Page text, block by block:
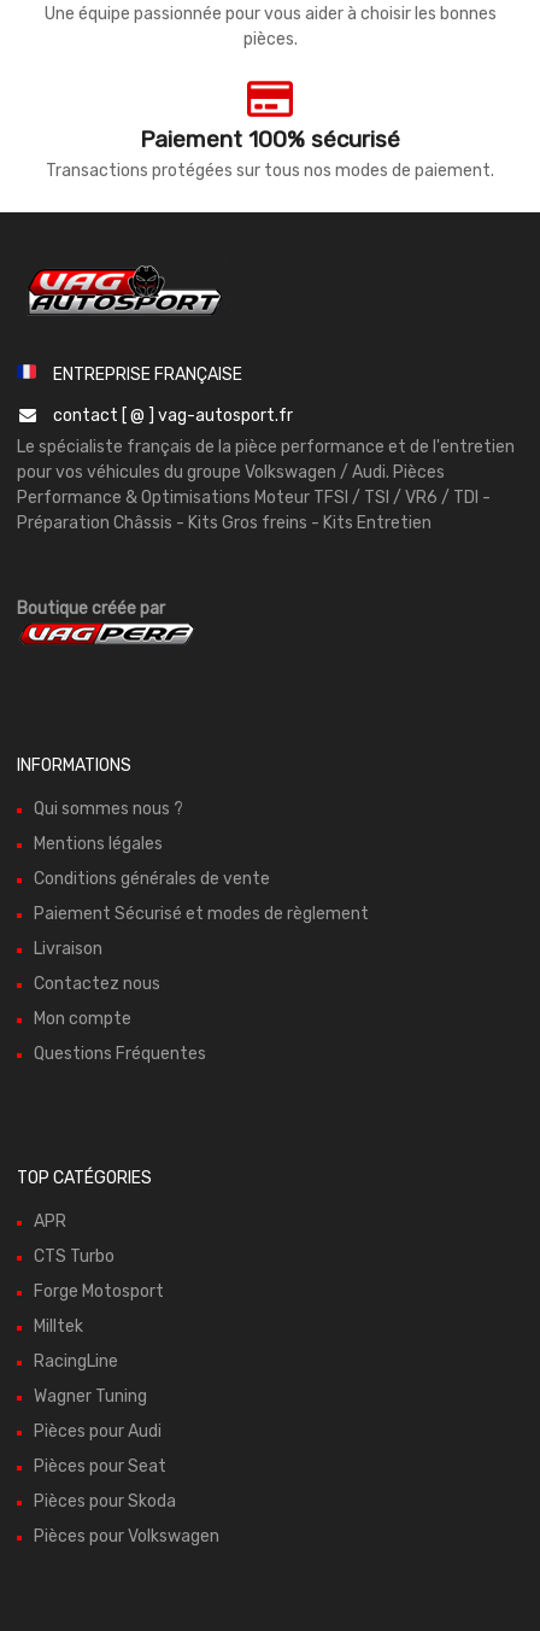
Une équipe passionnée pour vous aider à choisir les bonnes
pièces.
Paiement 100% sécurisé
Transactions protégées sur tous nos modes de paiement.
ENTREPRISE FRANÇAISE
contact [ @ ] vag-autosport.fr
Le spécialiste français de la pièce performance et de l'entretien
pour vos véhicules du groupe Volkswagen / Audi. Pièces
Performance & Optimisations Moteur TFSI / TSI / VR6 / TDI -
Préparation Châssis - Kits Gros freins - Kits Entretien
Boutique créée par
INFORMATIONS
Qui sommes nous ?
Mentions légales
Conditions générales de vente
Paiement Sécurisé et modes de règlement
Livraison
Contactez nous
Mon compte
Questions Fréquentes
TOP CATÉGORIES
APR
CTS Turbo
Forge Motosport
Milltek
RacingLine
Wagner Tuning
Pièces pour Audi
Pièces pour Seat
Pièces pour Skoda
Pièces pour Volkswagen